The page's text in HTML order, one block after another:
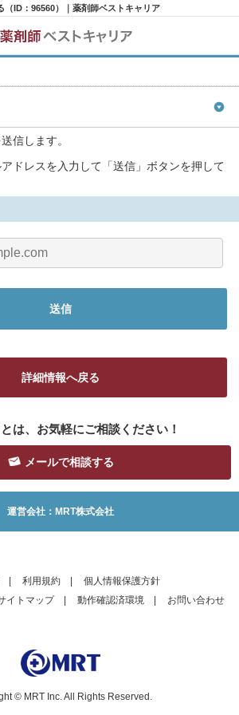
（ID：96560）｜薬剤師ベストキャリア
信します。
ドレスを入力して「送信」ボタンを押して
詳細情報へ戻る
は、お気軽にご相談ください！
メールで相談する
運営会社：MRT株式会社
利用規約
個人情報保護方針
イトマップ| 動作確認済環境| お問い合わせ
© MRT Inc. All Rights Reserved.
紹介
し込む